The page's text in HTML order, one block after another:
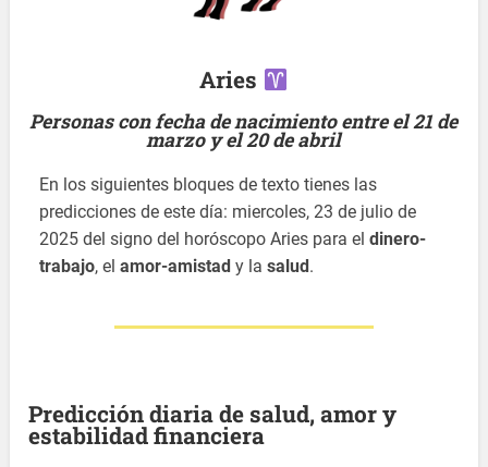
Aries
Personas con fecha de nacimiento entre el 21 de
marzo y el 20 de abril
En los siguientes bloques de texto tienes las
predicciones de este día: miercoles, 23 de julio de
2025 del signo del horóscopo Aries para eldinero-
trabajo, elamor-amistad y lasalud .
Predicción diaria de salud, amor y
estabilidad financiera